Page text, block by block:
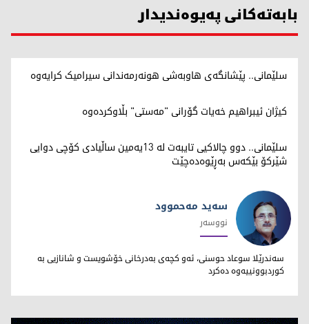
بابەتەکانی پەیوەندیدار
سلێمانی.. پێشانگەی هاوبەشی هونەرمەندانی سیرامیک کرایەوە
کیژان ئیبراهیم خەیات گۆرانی "مەستی" بڵاوکردەوە
سلێمانی.. دوو چالاکیی تایبەت لە 13یەمین ساڵیادی کۆچی دوایی
شێرکۆ بێکەس بەڕێوەدەچێت
سەيد مەحموود
سەيد مەحموود
نووسەر
سەندرێلا سوعاد حوسنی، ئه‌و كچه‌ی به‌درخانی خۆشویست و شانازیی به‌
كوردبوونییه‌وه‌ ده‌كرد